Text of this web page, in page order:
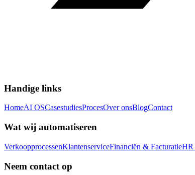
Handige links
HomeAI OSCasestudiesProcesOver onsBlogContact
Wat wij automatiseren
VerkoopprocessenKlantenserviceFinanciën & FacturatieHR
Neem contact op